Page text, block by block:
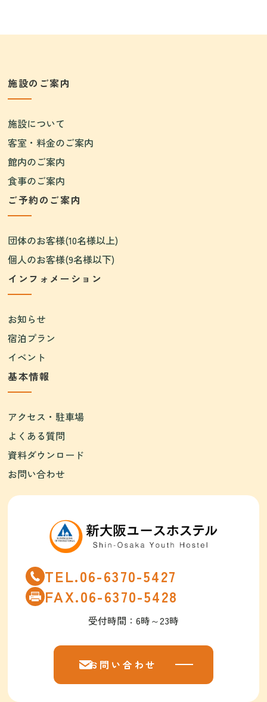
施設のご案内
施設について
客室・料金のご案内
館内のご案内
食事のご案内
ご予約のご案内
団体のお客様(10名様以上)
個人のお客様(9名様以下)
インフォメーション
お知らせ
宿泊プラン
イベント
基本情報
アクセス・駐車場
よくある質問
資料ダウンロード
お問い合わせ
TEL.06-6370-5427
FAX.06-6370-5428
受付時間：6時～23時
お問い合わせ